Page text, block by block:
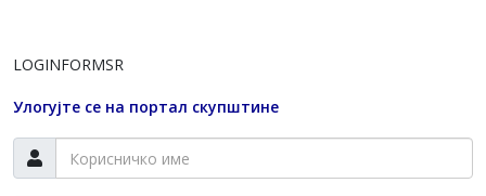
LOGINFORMSR
Улогујте се на портал скупштине